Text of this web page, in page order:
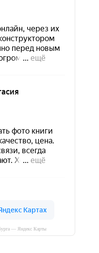
— Яндекс Карты